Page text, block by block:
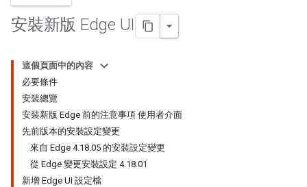
安裝新版 Edge UI
這個頁面中的內容
必要條件
安裝總覽
安裝新版 Edge 前的注意事項 使用者介面
先前版本的安裝設定變更
來自 Edge 4.18.05 的安裝設定變更
從 Edge 變更安裝設定 4.18.01
新增 Edge UI 設定檔